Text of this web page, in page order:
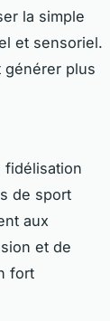
la simple
et sensoriel.
générer plus
fidélisation
de sport
aux
et de
fort